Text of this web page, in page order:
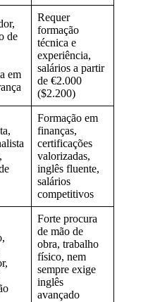
de
em
Requer
formação
técnica e
experiência,
salários a partir
de €2.000
($2.200)
Formação em
finanças,
certificações
valorizadas,
inglês fluente,
salários
competitivos
Forte procura
de mão de
obra, trabalho
físico, nem
sempre exige
inglês
avançado